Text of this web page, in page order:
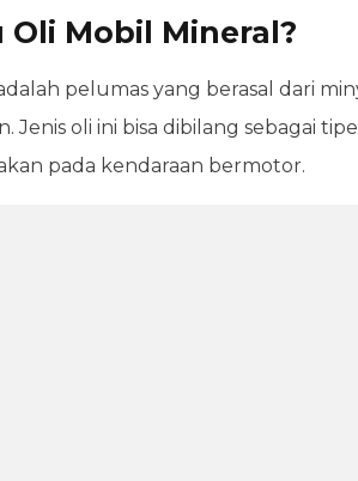
Oli Mobil Mineral?
pelumas yang berasal dari
Jenis oli ini bisa dibilang sebagai
pada kendaraan bermotor.